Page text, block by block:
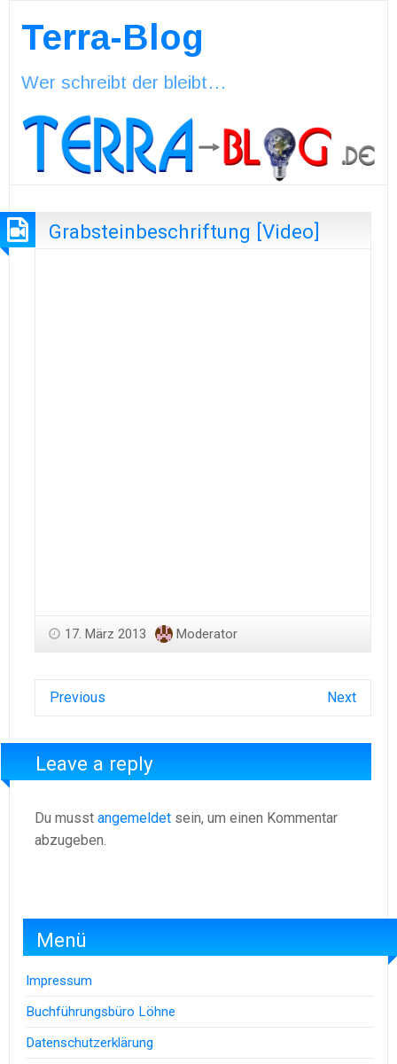
Terra-Blog
Wer schreibt der bleibt…
Grabsteinbeschriftung [Video]
17. März 2013 Moderator
Previous Next
Leave a reply
Du musst angemeldet sein, um einen Kommentar
abzugeben.
Menü
Impressum
Buchführungsbüro Löhne
Datenschutzerklärung